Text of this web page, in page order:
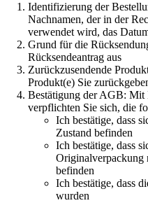
Identifizierung der
Nachnamen, der in der
verwendet wird, das
Grund für die
Rücksendeantrag aus
Zurückzusendende
Produkt(e) Sie
Bestätigung der AGB: Mit
verpflichten Sie sich, die
Ich bestätige, dass
Zustand befinden
Ich bestätige, dass
Originalverpackung
befinden
Ich bestätige, dass
wurden